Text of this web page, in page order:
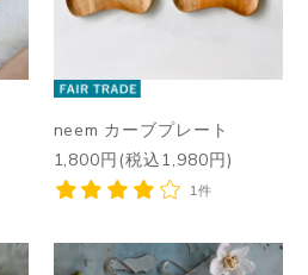
neem カーブプレート
1,800円(税込1,980円)
1件